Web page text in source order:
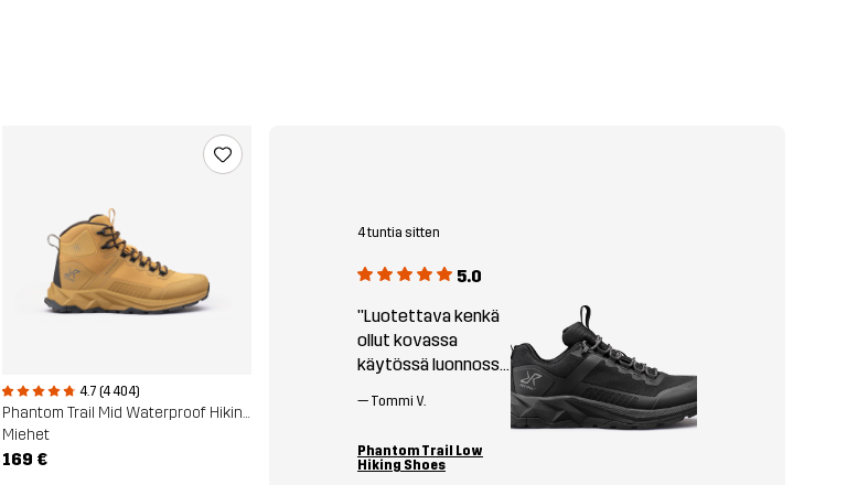
4.7 (4 404)
Phantom Trail Mid Waterproof Hiking Boots
Miehet
169 €
4 tuntia sitten
5.0
"Luotettava kenkä
ollut kovassa
käytössä luonnossa
— Tommi V.
Phantom Trail Low
Hiking Shoes